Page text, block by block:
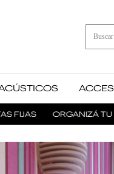
ORGANIZÁ TU